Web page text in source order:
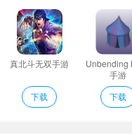
嘛，谁不想当一回英雄呢
楼下那条流浪狗还要迷茫
星人入侵地球……嗯，等
给隔壁科幻大片剧组才对吧
不过呢，也不能全盘否定
得夸奖一下的：
真北斗无双手游
下载
Unbending
手游
下载